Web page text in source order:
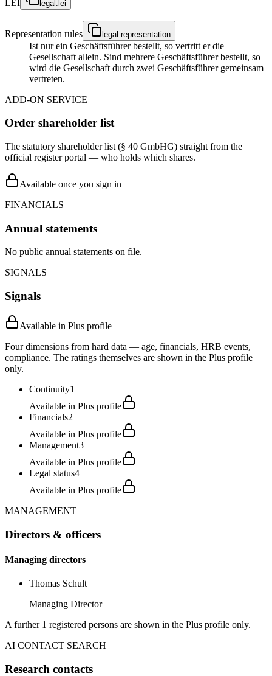
LEI legal.lei
—
Representation rules
legal.representation
Ist nur ein Geschäftsführer bestellt, so vertritt er die
Gesellschaft allein. Sind mehrere Geschäftsführer bestellt, so
wird die Gesellschaft durch zwei Geschäftsführer gemeinsam
vertreten.
ADD-ON SERVICE
Order shareholder list
The statutory shareholder list (§ 40 GmbHG) straight from the
official register portal — who holds which shares.
Available once you sign in
FINANCIALS
Annual statements
No public annual statements on file.
SIGNALS
Signals
Available in Plus profile
Four dimensions from hard data — age, financials, HRB events,
compliance. The ratings themselves are shown in the Plus profile
only.
Continuity1
Available in Plus profile
Financials2
Available in Plus profile
Management3
Available in Plus profile
Legal status4
Available in Plus profile
MANAGEMENT
Directors & officers
Managing directors
Thomas Schult
Managing Director
A further 1 registered persons are shown in the Plus profile only.
AI CONTACT SEARCH
Research contacts